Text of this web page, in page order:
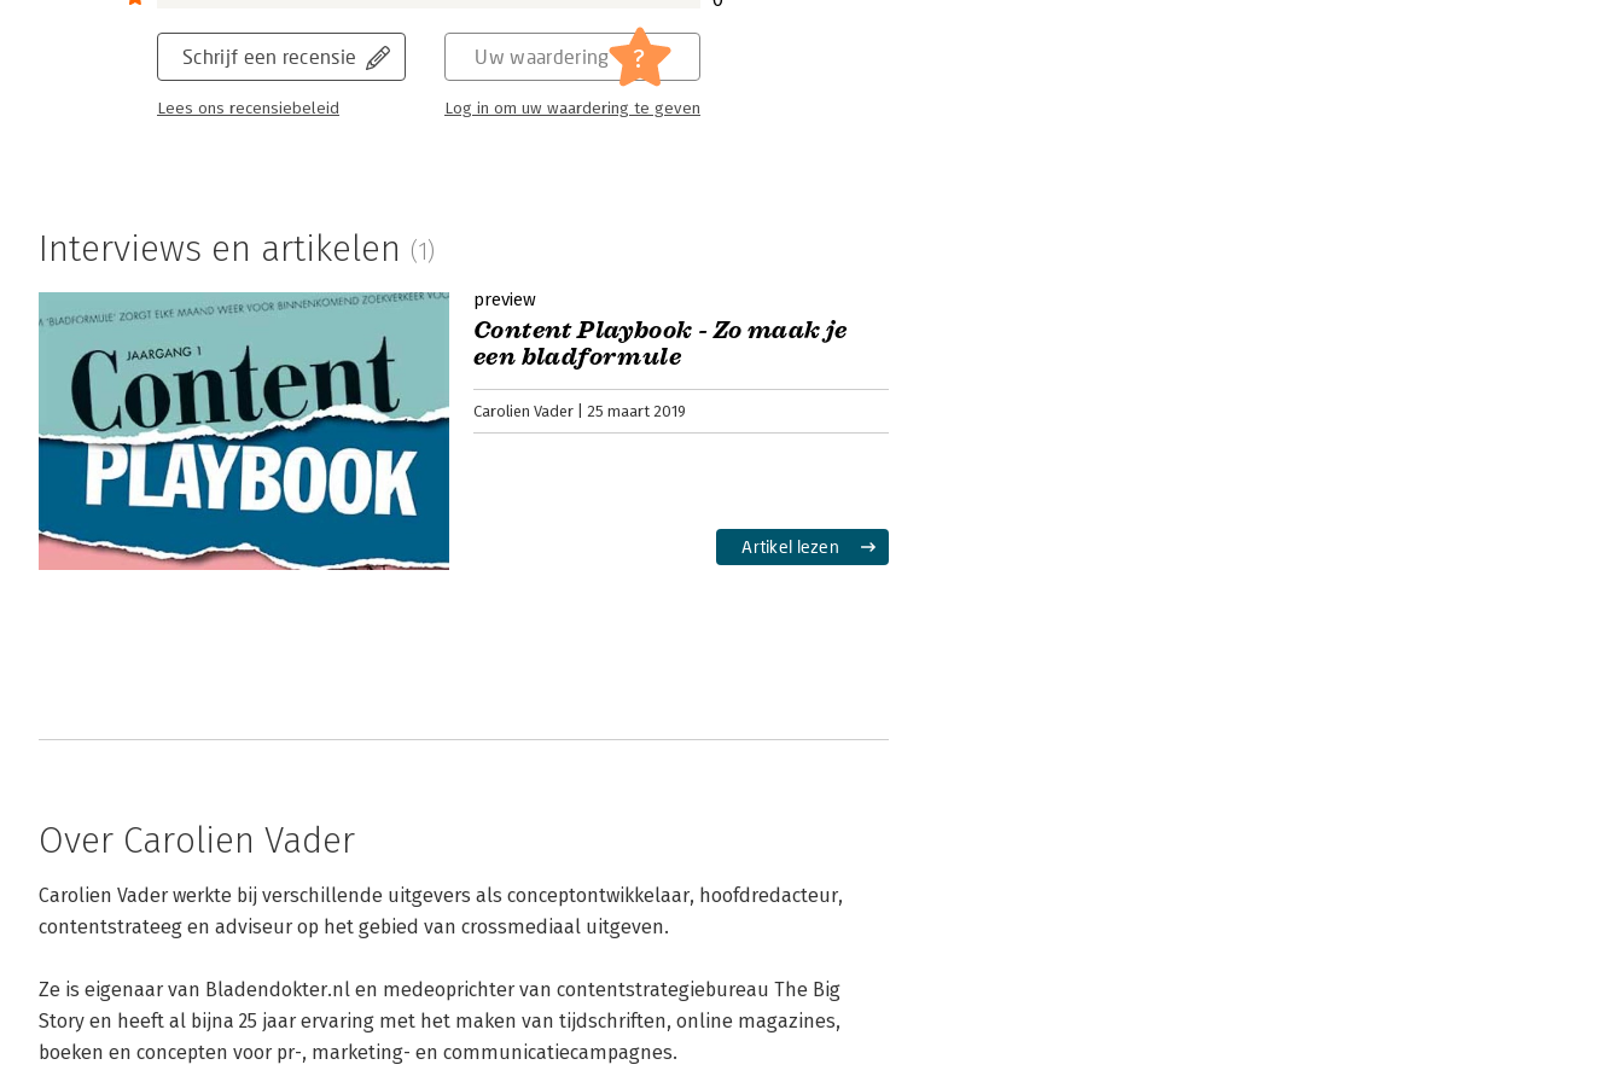
formule komt.
Lees verder
Schrijf een recensie
Lees ons recensiebeleid
Uw waardering ?
Log in om uw waardering te geven
Interviews en artikelen (1)
preview
Content Playbook - Zo maak je
een bladformule
Carolien Vader 25 maart 2019
Artikel lezen
Over Carolien Vader
Carolien Vader werkte bij verschillende uitgevers als conceptontwikkelaar, hoofdredacteur,
contentstrateeg en adviseur op het gebied van crossmediaal uitgeven.
Ze is eigenaar van Bladendokter.nl en medeoprichter van contentstrategiebureau The Big
Story en heeft al bijna 25 jaar ervaring met het maken van tijdschriften, online magazines,
boeken en concepten voor pr-, marketing- en communicatiecampagnes.